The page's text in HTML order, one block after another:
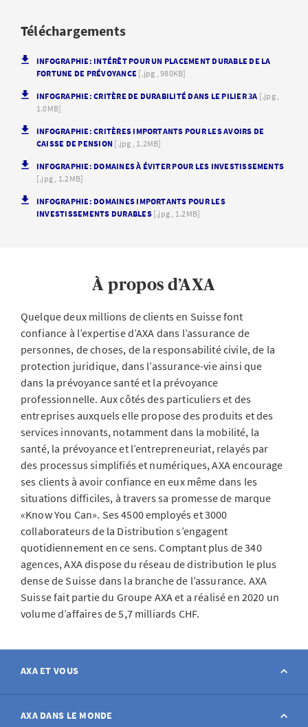
Téléchargements
INFOGRAPHIE: INTÉRÊT POUR UN PLACEMENT DURABLE DE LA
FORTUNE DE PRÉVOYANCE [.jpg , 980KB]
INFOGRAPHIE: CRITÈRE DE DURABILITÉ DANS LE PILIER 3A [.jpg ,
1.0MB]
INFOGRAPHIE: CRITÈRES IMPORTANTS POUR LES AVOIRS DE
CAISSE DE PENSION [.jpg , 1.2MB]
INFOGRAPHIE: DOMAINES À ÉVITER POUR LES INVESTISSEMENTS
[.jpg , 1.2MB]
INFOGRAPHIE: DOMAINES IMPORTANTS POUR LES
INVESTISSEMENTS DURABLES [.jpg , 1.2MB]
À propos d’AXA
Quelque deux millions de clients en Suisse font
confiance à l’expertise d’AXA dans l’assurance de
personnes, de choses, de la responsabilité civile, de la
protection juridique, dans l’assurance-vie ainsi que
dans la prévoyance santé et la prévoyance
professionnelle. Aux côtés des particuliers et des
entreprises auxquels elle propose des produits et des
services innovants, notamment dans la mobilité, la
santé, la prévoyance et l’entrepreneuriat, relayés par
des processus simplifiés et numériques, AXA encourage
ses clients à avoir confiance en eux même dans les
situations difficiles, à travers sa promesse de marque
«Know You Can». Ses 4500 employés et 3000
collaborateurs de la Distribution s’engagent
quotidiennement en ce sens. Comptant plus de 340
agences, AXA dispose du réseau de distribution le plus
dense de Suisse dans la branche de l’assurance. AXA
Suisse fait partie du Groupe AXA et a réalisé en 2020 un
volume d’affaires de 5,7 milliards CHF.
AXA ET VOUS
Contact
AXA DANS LE MONDE